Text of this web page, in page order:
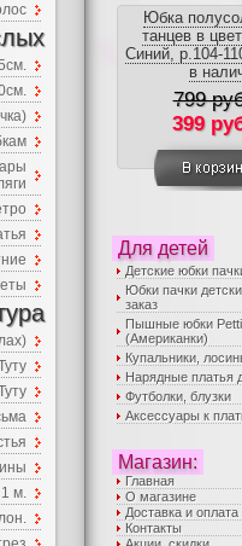
Юбка
танцев в
Синий, р.104-
в
799
399
Для детей
Детские юбки
Юбки пачки
заказ
Пышные юбки
(Американки)
Купальники,
Нарядные платья
Футболки, блузки
Аксессуары к
Магазин:
Главная
О магазине
Доставка и оплата
Контакты
м.